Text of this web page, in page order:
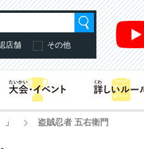
店舗 その他
はじめての方へ・あそび方商品情報
盗賊忍者 五右衛門